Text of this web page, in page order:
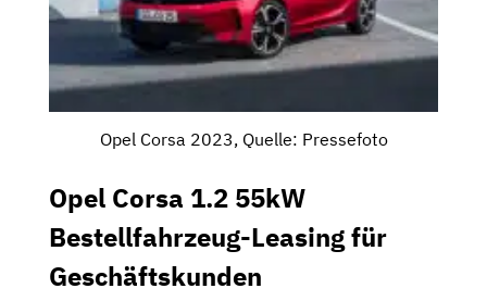
Opel Corsa 2023, Quelle: Pressefoto
Opel Corsa 1.2 55kW
Bestellfahrzeug-Leasing für
Geschäftskunden